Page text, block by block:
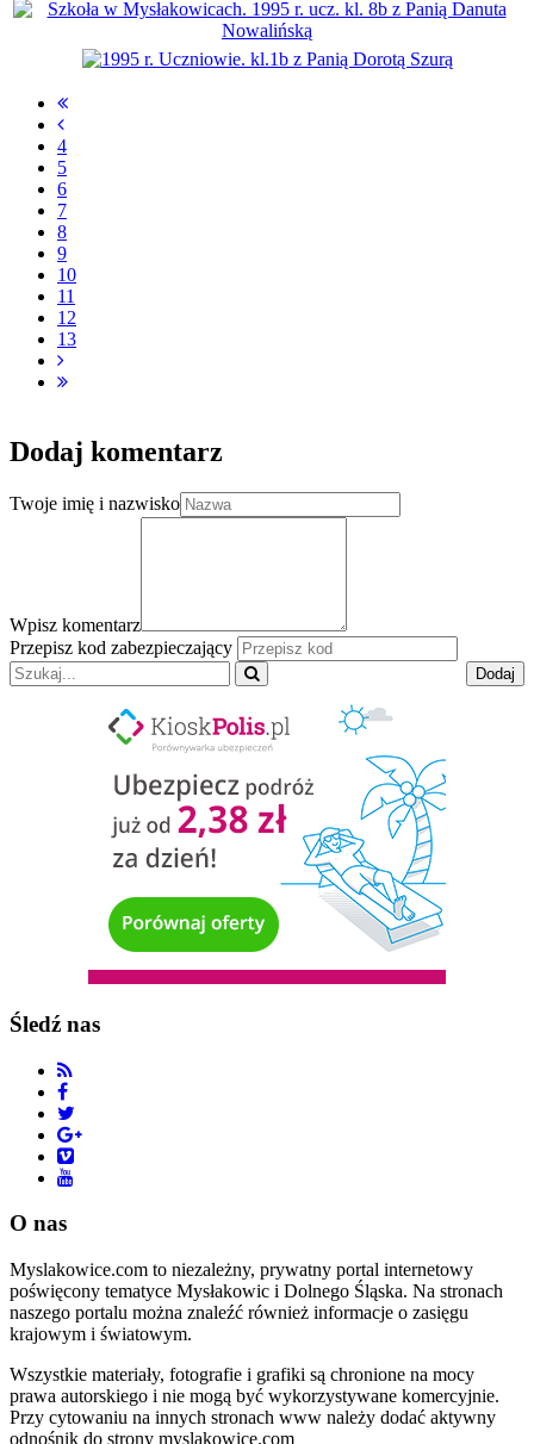
4
5
6
7
8
9
10
11
12
13
Dodaj komentarz
Twoje imię i nazwisko
Wpisz komentarz
Przepisz kod zabezpieczający
Dodaj
Śledź nas
O nas
Myslakowice.com to niezależny, prywatny portal internetowy
poświęcony tematyce Mysłakowic i Dolnego Śląska. Na stronach
naszego portalu można znaleźć również informacje o zasięgu
krajowym i światowym.
Wszystkie materiały, fotografie i grafiki są chronione na mocy
prawa autorskiego i nie mogą być wykorzystywane komercyjnie.
Przy cytowaniu na innych stronach www należy dodać aktywny
odnośnik do strony myslakowice.com